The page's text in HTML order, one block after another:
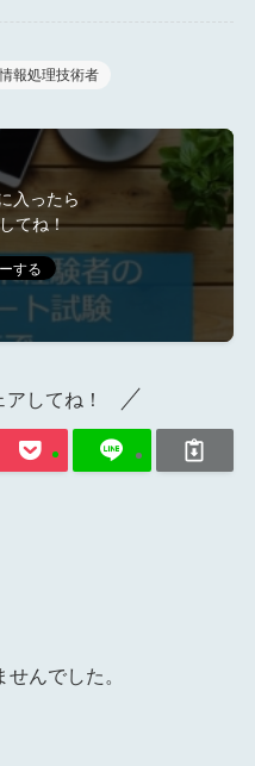
報処理技術者
入ったら
てね！
してね！
んでした。